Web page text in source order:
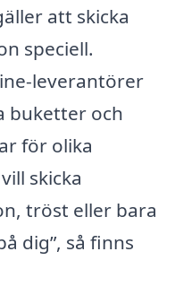
att skicka
speciell.
leverantörer
buketter och
för olika
skicka
tröst eller bara
dig”, så finns